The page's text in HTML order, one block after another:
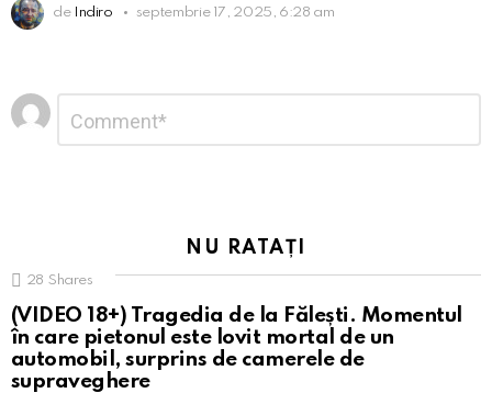
de Indiro septembrie 17, 2025, 6:28 am
Lasă
un
răspuns
NU RATAȚI
28 Shares
(VIDEO 18+) Tragedia de la Fălești. Momentul
în care pietonul este lovit mortal de un
automobil, surprins de camerele de
supraveghere